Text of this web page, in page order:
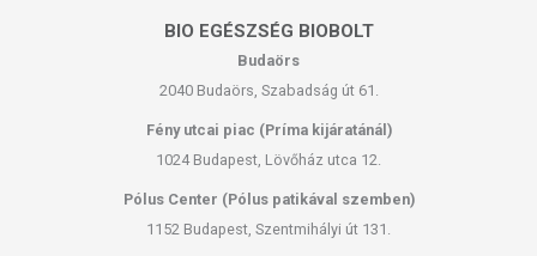
BIO EGÉSZSÉG BIOBOLT
Budaörs
2040 Budaörs, Szabadság út 61.
Fény utcai piac (Príma kijáratánál)
1024 Budapest, Lövőház utca 12.
Pólus Center (Pólus patikával szemben)
1152 Budapest, Szentmihályi út 131.